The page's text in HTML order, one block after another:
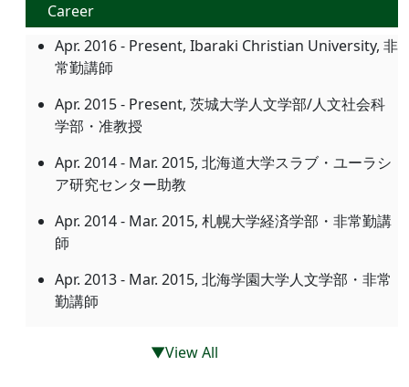
Career
Apr. 2016 - Present, Ibaraki Christian University, 非
常勤講師
Apr. 2015 - Present, 茨城大学人文学部/人文社会科
学部・准教授
Apr. 2014 - Mar. 2015, 北海道大学スラブ・ユーラシ
ア研究センター助教
Apr. 2014 - Mar. 2015, 札幌大学経済学部・非常勤講
師
Apr. 2013 - Mar. 2015, 北海学園大学人文学部・非常
勤講師
▼View All